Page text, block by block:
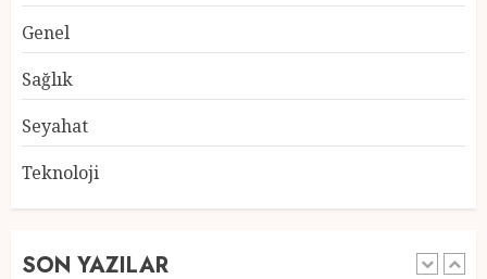
Genel
Sağlık
Seyahat
Teknoloji
SON YAZILAR
5
Ramazan Ayı 2025: Manevi
1